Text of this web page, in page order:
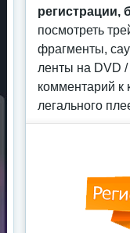
регистрации,
посмотреть
фрагменты,
ленты на DVD
комментарий к
легального